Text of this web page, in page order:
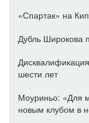
«Спартак» на
Дубль Широкова
шести лет
Моуриньо: «Для
новым клубом в